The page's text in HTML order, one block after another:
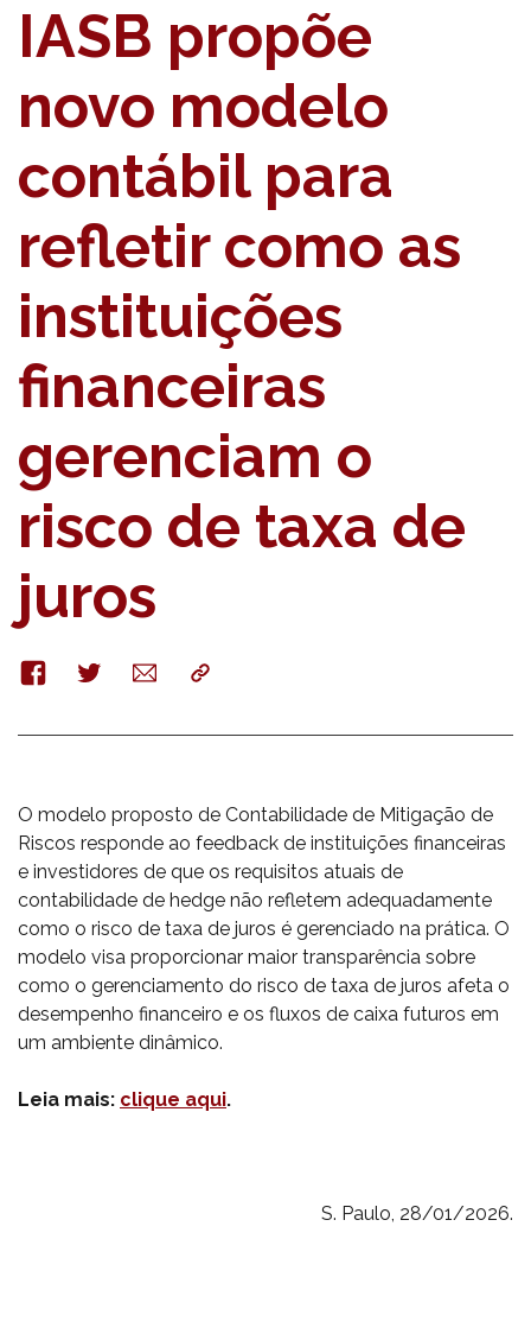
IASB propõe
novo modelo
contábil para
refletir como as
instituições
financeiras
gerenciam o
risco de taxa de
juros
FacebookTwitterE-
mail
Copy
O modelo proposto de Contabilidade de Mitigação de
Riscos responde ao feedback de instituições financeiras
e investidores de que os requisitos atuais de
contabilidade de hedge não refletem adequadamente
como o risco de taxa de juros é gerenciado na prática. O
modelo visa proporcionar maior transparência sobre
como o gerenciamento do risco de taxa de juros afeta o
desempenho financeiro e os fluxos de caixa futuros em
um ambiente dinâmico.
Leia mais: clique aqui.
S. Paulo, 28/01/2026.